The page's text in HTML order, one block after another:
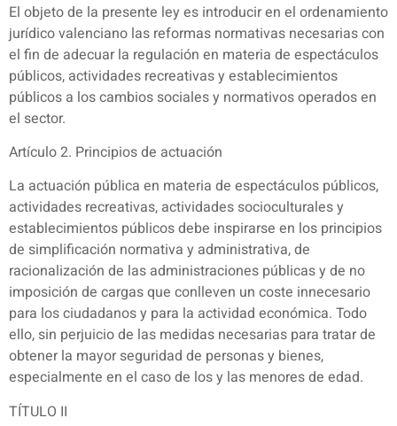
El objeto de la presente ley es introducir en el ordenamiento
jurídico valenciano las reformas normativas necesarias con
el fin de adecuar la regulación en materia de espectáculos
públicos, actividades recreativas y establecimientos
públicos a los cambios sociales y normativos operados en
el sector.
Artículo 2. Principios de actuación
La actuación pública en materia de espectáculos públicos,
actividades recreativas, actividades socioculturales y
establecimientos públicos debe inspirarse en los principios
de simplificación normativa y administrativa, de
racionalización de las administraciones públicas y de no
imposición de cargas que conlleven un coste innecesario
para los ciudadanos y para la actividad económica. Todo
ello, sin perjuicio de las medidas necesarias para tratar de
obtener la mayor seguridad de personas y bienes,
especialmente en el caso de los y las menores de edad.
TÍTULO II